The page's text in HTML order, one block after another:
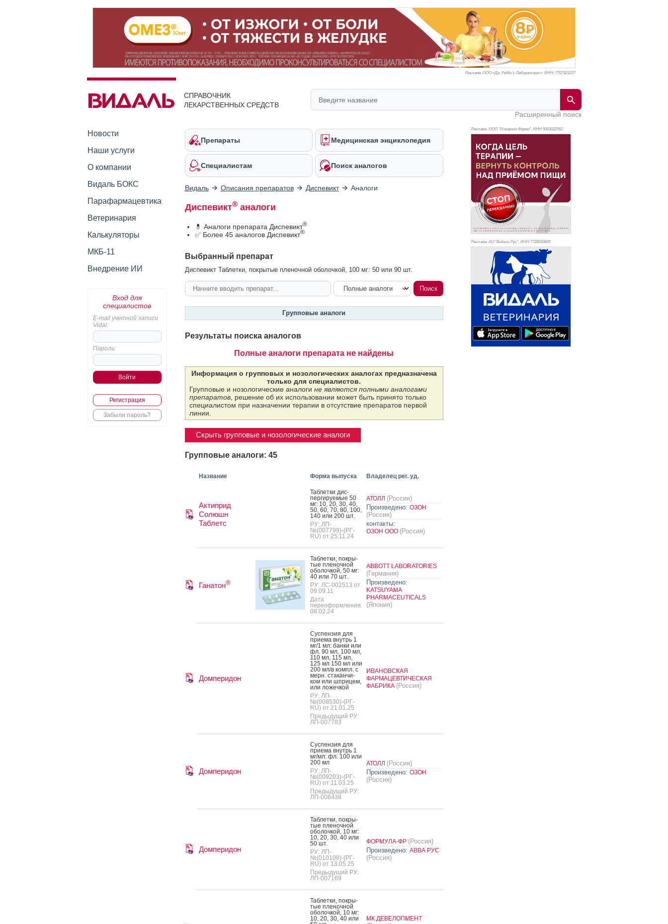
Реклама. ООО «Др. Редди’с Лабораторис», ИНН: 7707321227
СПРАВОЧНИК
ЛЕКАРСТВЕННЫХ СРЕДСТВ
Расширенный поиск
Новости
Наши услуги
О компании
Видаль БОКС
Парафармацевтика
Ветеринария
Калькуляторы
МКБ-11
Внедрение ИИ
Вход для
специалистов
E-mail учетной записи
Vidal:
Пароль:
Регистрация
Забыли пароль?
Препараты Медицинская энциклопедия
Специалистам Поиск аналогов
Видаль Описания препаратов Диспевикт Аналоги
Диспевикт®аналоги
💊 Аналоги препарата Диспевикт®
✅ Более 45 аналогов Диспевикт®
Выбранный препарат
Диспевикт Таблетки, покрытые пленочной оболочкой, 100 мг: 50 или 90 шт.
Групповые аналоги
Результаты поиска аналогов
Полные аналоги препарата не найдены
Информация о групповых и нозологических аналогах предназначена
только для специалистов.
Групповые и нозологические аналоги не являются полными аналогами
препаратов, решение об их использовании может быть принято только
специалистом при назначении терапии в отсутствие препаратов первой
линии.
Скрыть групповые и нозологические аналоги
Групповые аналоги: 45
Название Форма выпуска Владелец рег. уд.
Актиприд
Солюшн
Таблетс
Таб­летки дис­
перги­ру­емые 50
мг: 10, 20, 30, 40,
50, 60, 70, 80, 100,
140 или 200 шт.
РУ: ЛП-
№(007799)-(РГ-
RU) от 25.11.24
АТОЛЛ (Россия)
Произведено: ОЗОН
(Россия)
контакты:
ОЗОН ООО (Россия)
Ганатон®
Таб­летки, пок­ры­
тые пле­ноч­ной
обо­лоч­кой, 50 мг:
40 или 70 шт.
РУ: ЛС-002513 от
09.09.11
Дата
переоформления:
08.02.24
ABBOTT LABORATORIES
(Германия)
Произведено:
KATSUYAMA
PHARMACEUTICALS
(Япония)
Домперидон
Сус­пензия для
при­ема внутрь 1
мг/1 мл: бан­ки или
фл. 90 мл, 100 мл,
110 мл, 115 мл,
125 мл 150 мл или
200 мл/в компл. с
мерн. ста­кан­чи­
ком или шпри­цем,
или ло­жеч­кой
РУ: ЛП-
№(008530)-(РГ-
RU) от 21.01.25
Предыдущий РУ:
ЛП-007783
ИВАНОВСКАЯ
ФАРМАЦЕВТИЧЕСКАЯ
ФАБРИКА (Россия)
Домперидон
Сус­пензия для
при­ема внутрь 1
мг/мл: фл. 100 или
200 мл
РУ: ЛП-
№(009203)-(РГ-
RU) от 11.03.25
Предыдущий РУ:
ЛП-008438
АТОЛЛ (Россия)
Произведено: ОЗОН
(Россия)
Домперидон
Таб­летки, пок­ры­
тые пле­ноч­ной
обо­лоч­кой, 10 мг:
10, 20, 30, 40 или
50 шт.
РУ: ЛП-
№(010108)-(РГ-
RU) от 13.05.25
Предыдущий РУ:
ЛП-007169
ФОРМУЛА-ФР (Россия)
Произведено: АВВА РУС
(Россия)
Таб­летки, пок­ры­
тые пле­ноч­ной
обо­лоч­кой, 10 мг:
10, 20, 30, 40 или
МК ДЕВЕЛОПМЕНТ
Реклама. ООО "Изварино Фарма", ИНН 5003022562
Реклама. АО "Видаль Рус", ИНН 7728043605